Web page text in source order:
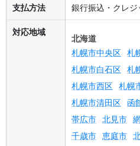
支払方法 銀行振込・クレジ
対応地域
北海道
札幌市中央区 札
札幌市白石区 札
札幌市西区 札幌
札幌市清田区 函
帯広市 北見市
千歳市 恵庭市